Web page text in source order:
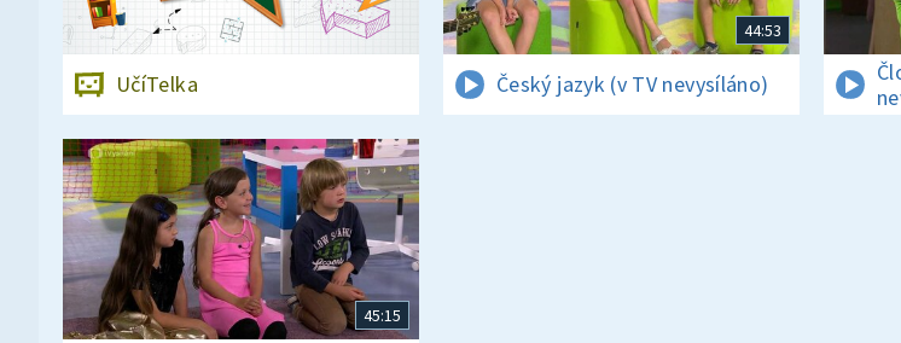
UčíTelka
44:53
Český jazyk (v TV nevysíláno)
45:15